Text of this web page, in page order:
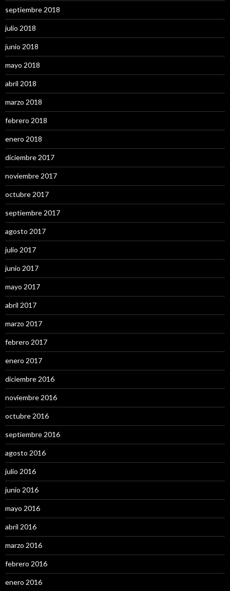
septiembre 2018
julio 2018
junio 2018
mayo 2018
abril 2018
marzo 2018
febrero 2018
enero 2018
diciembre 2017
noviembre 2017
octubre 2017
septiembre 2017
agosto 2017
julio 2017
junio 2017
mayo 2017
abril 2017
marzo 2017
febrero 2017
enero 2017
diciembre 2016
noviembre 2016
octubre 2016
septiembre 2016
agosto 2016
julio 2016
junio 2016
mayo 2016
abril 2016
marzo 2016
febrero 2016
enero 2016